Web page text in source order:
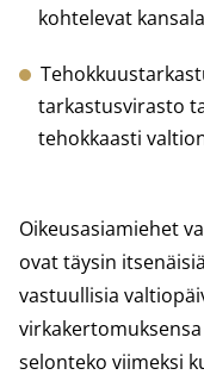
kohtelevat
tarkastusvirasto
tehokkaasti
Oikeusasiamiehet
ovat täysin
vastuullisia
selonteko viimeksi